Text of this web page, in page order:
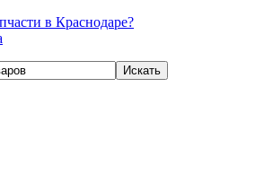
в Краснодаре?